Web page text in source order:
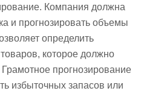
Компания должна
и прогнозировать объемы
определить
которое должно
прогнозирование
избыточных запасов или